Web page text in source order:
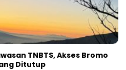
TNBTS, Akses Bromo
Ditutup